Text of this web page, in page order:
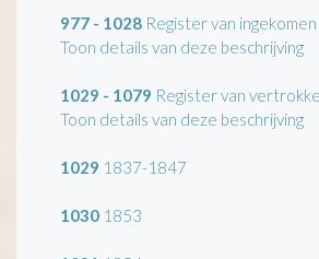
977 - 1028 Register van
Toon details van deze beschrijving
1029 - 1079 Register van
Toon details van deze beschrijving
1029 1837-1847
1030 1853